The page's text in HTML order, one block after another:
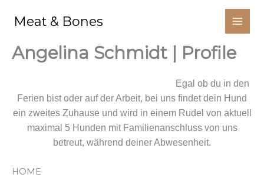
Meat & Bones
Angelina Schmidt | Profile
Egal ob du in den
Ferien bist oder auf der Arbeit, bei uns findet dein Hund
ein zweites Zuhause und wird in einem Rudel von aktuell
maximal 5 Hunden mit Familienanschluss von uns
betreut, während deiner Abwesenheit.
HOME